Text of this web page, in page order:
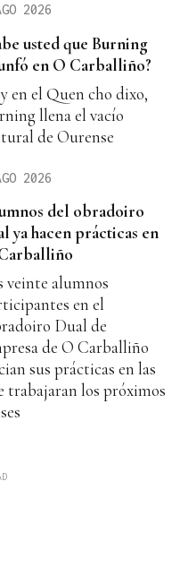
2026
usted que Burning
en O Carballiño?
en el Quen cho dixo,
llena el vacío
de Ourense
2026
del obradoiro
ya hacen prácticas en
veinte alumnos
en el
Dual de
de O Carballiño
sus prácticas en las
trabajaran los próximos